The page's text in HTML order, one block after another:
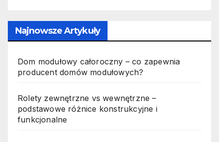
Najnowsze Artykuły
Dom modułowy całoroczny – co zapewnia
producent domów modułowych?
Rolety zewnętrzne vs wewnętrzne –
podstawowe różnice konstrukcyjne i
funkcjonalne